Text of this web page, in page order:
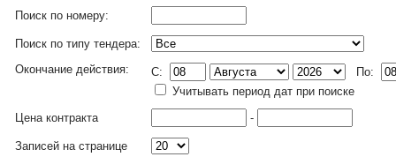
Поиск по номеру:
Поиск по типу тендера:
Окончание действия:
C:
По:
Учитывать период дат при поиске
Цена контракта
-
Записей на странице